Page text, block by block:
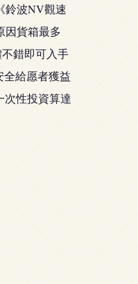
鈴波NV觀速
因貨箱最多
錯即可入手
給愿者獲益
次性投資算達